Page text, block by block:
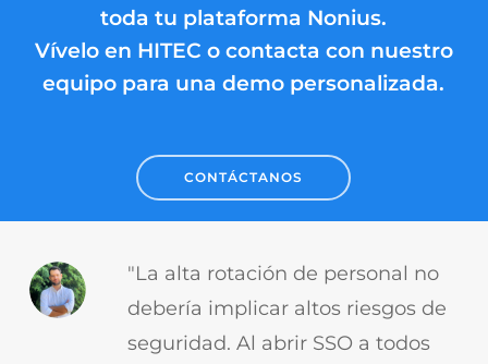
toda tu plataforma Nonius.
Vívelo en HITEC o contacta con nuestro
equipo para una demo personalizada.
CONTÁCTANOS
"La alta rotación de personal no
debería implicar altos riesgos de
seguridad. Al abrir SSO a todos